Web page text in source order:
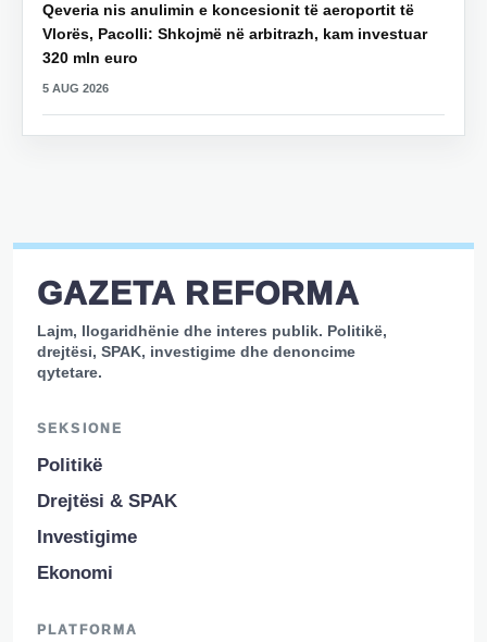
Qeveria nis anulimin e koncesionit të aeroportit të
Vlorës, Pacolli: Shkojmë në arbitrazh, kam investuar
320 mln euro
5 AUG 2026
GAZETA REFORMA
Lajm, llogaridhënie dhe interes publik. Politikë,
drejtësi, SPAK, investigime dhe denoncime
qytetare.
SEKSIONE
Politikë
Drejtësi & SPAK
Investigime
Ekonomi
PLATFORMA